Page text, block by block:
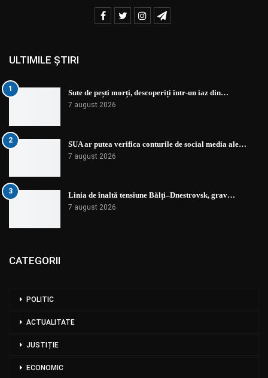
ULTIMILE ȘTIRI
1 Sute de pești morți, descoperiți într-un iaz din…
7 august 2026
2 SUA ar putea verifica conturile de social media ale…
7 august 2026
3 Linia de înaltă tensiune Bălți–Dnestrovsk, grav…
7 august 2026
CATEGORII
POLITIC
ACTUALITATE
JUSTIȚIE
ECONOMIC